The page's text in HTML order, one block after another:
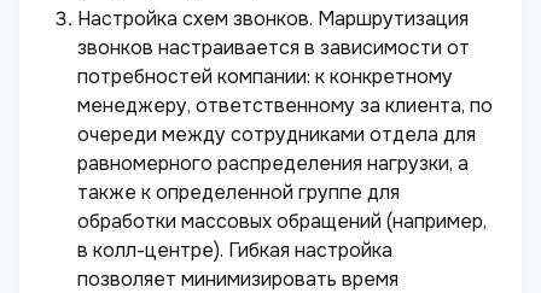
Настройка схем звонков. Маршрутизация
звонков настраивается в зависимости от
потребностей компании: к конкретному
менеджеру, ответственному за клиента, по
очереди между сотрудниками отдела для
равномерного распределения нагрузки, а
также к определенной группе для
обработки массовых обращений (например,
в колл-центре). Гибкая настройка
позволяет минимизировать время